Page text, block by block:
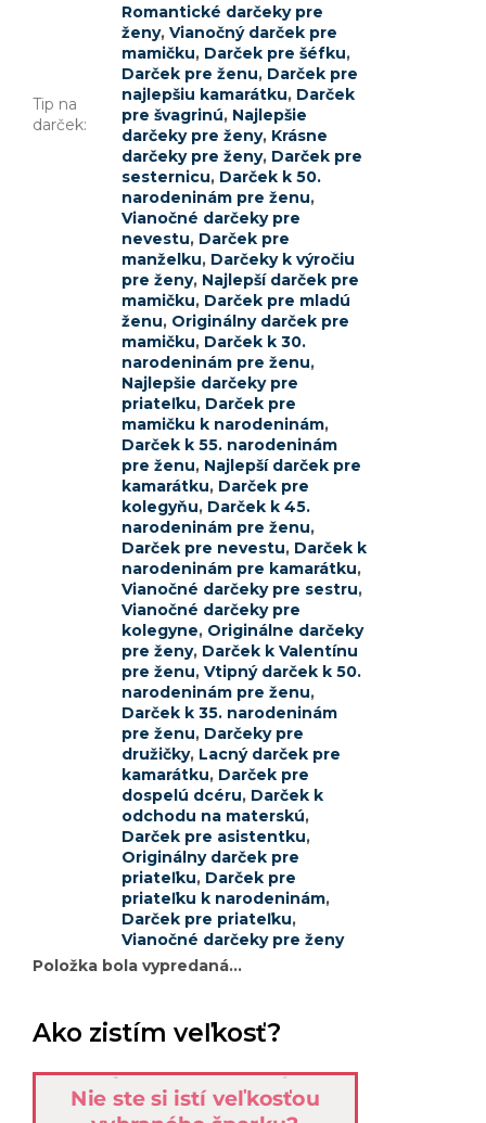
Tip na
darček:
Romantické darčeky pre
ženy, Vianočný darček pre
mamičku, Darček pre šéfku,
Darček pre ženu, Darček pre
najlepšiu kamarátku, Darček
pre švagrinú, Najlepšie
darčeky pre ženy, Krásne
darčeky pre ženy, Darček pre
sesternicu, Darček k 50.
narodeninám pre ženu,
Vianočné darčeky pre
nevestu, Darček pre
manželku, Darčeky k výročiu
pre ženy, Najlepší darček pre
mamičku, Darček pre mladú
ženu, Originálny darček pre
mamičku, Darček k 30.
narodeninám pre ženu,
Najlepšie darčeky pre
priateľku, Darček pre
mamičku k narodeninám,
Darček k 55. narodeninám
pre ženu, Najlepší darček pre
kamarátku, Darček pre
kolegyňu, Darček k 45.
narodeninám pre ženu,
Darček pre nevestu, Darček k
narodeninám pre kamarátku,
Vianočné darčeky pre sestru,
Vianočné darčeky pre
kolegyne, Originálne darčeky
pre ženy, Darček k Valentínu
pre ženu, Vtipný darček k 50.
narodeninám pre ženu,
Darček k 35. narodeninám
pre ženu, Darčeky pre
družičky, Lacný darček pre
kamarátku, Darček pre
dospelú dcéru, Darček k
odchodu na materskú,
Darček pre asistentku,
Originálny darček pre
priateľku, Darček pre
priateľku k narodeninám,
Darček pre priateľku,
Vianočné darčeky pre ženy
Položka bola vypredaná…
Ako zistím veľkosť?